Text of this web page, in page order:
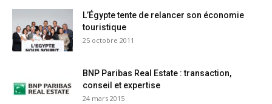
L’Égypte tente de relancer son économie
touristique
25 octobre 2011
BNP Paribas Real Estate : transaction,
conseil et expertise
24 mars 2015